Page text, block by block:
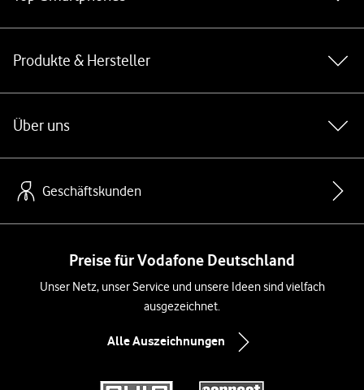
Produkte & Hersteller
Über uns
Geschäftskunden
Preise für Vodafone Deutschland
Unser Netz, unser Service und unsere Ideen sind vielfach
ausgezeichnet.
Alle Auszeichnungen